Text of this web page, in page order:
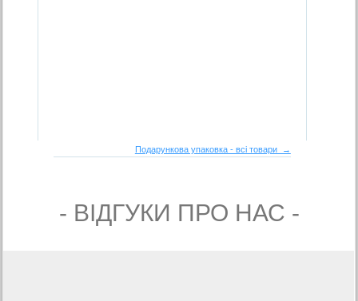
Подарункова упаковка - всі товари →
- ВIДГУКИ ПРО НАС -